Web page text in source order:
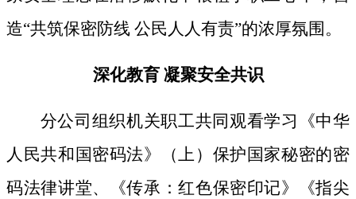
造“共筑保密防线 公民人人有责”的浓厚氛围。
深化教育凝聚安全共识
分公司组织机关职工共同观看学习《中华
人民共和国密码法》
（上）保护国家秘密的密
码法律讲堂、
《传承：红色保密印记》《指尖